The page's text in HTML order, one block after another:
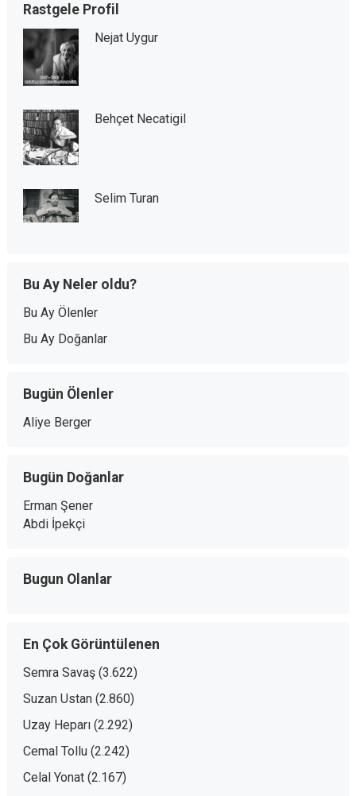
Rastgele Profil
Nejat Uygur
Behçet Necatigil
Selim Turan
Bu Ay Neler oldu?
Bu Ay Ölenler
Bu Ay Doğanlar
Bugün Ölenler
Aliye Berger
Bugün Doğanlar
Erman Şener
Abdi İpekçi
Bugun Olanlar
En Çok Görüntülenen
Semra Savaş (3.622)
Suzan Ustan (2.860)
Uzay Heparı (2.292)
Cemal Tollu (2.242)
Celal Yonat (2.167)